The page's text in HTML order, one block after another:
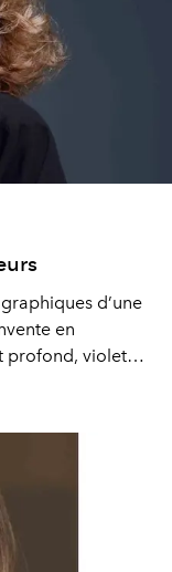
d’une
en
profond, violet
sa force,
et l’énergie de
et audace
un tableau
en